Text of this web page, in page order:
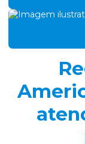
Filme plástico sr
Filme
Filmes laminados
Filmes plásticos
Filmes